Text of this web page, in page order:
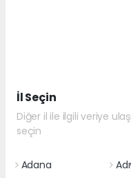
İl Seçin
Diğer il ile ilgili veriye
seçin
Adana